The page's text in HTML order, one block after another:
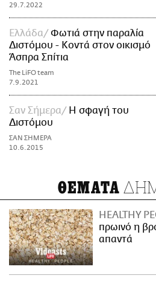
29.7.2022
Ελλάδα
Φωτιά στην παραλία
Διστόμου - Κοντά στον οικισμό
Άσπρα Σπίτια
The LiFO team
7.9.2021
Σαν Σήμερα
Η σφαγή του
Διστόμου
ΣΑΝ ΣΗΜΕΡΑ
10.6.2015
ΘΕΜΑΤΑ
HEALTHY
πρωινό η
απαντά